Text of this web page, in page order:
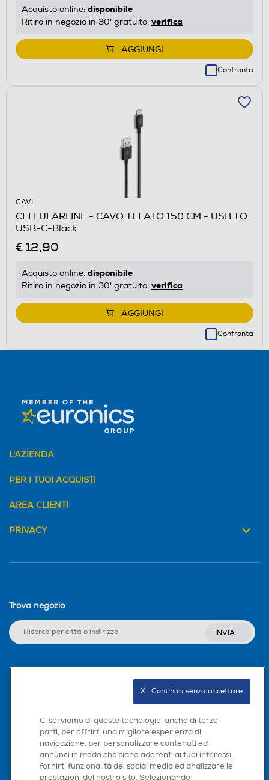
Acquisto online: disponibile
Ritiro in negozio in 30' gratuito: verifica
AGGIUNGI
Confronta
CAVI
CELLULARLINE - CAVO TELATO 150 CM - USB TO
USB-C-Black
€ 12,90
Acquisto online: disponibile
Ritiro in negozio in 30' gratuito: verifica
AGGIUNGI
Confronta
L'AZIENDA
PER I TUOI ACQUISTI
AREA CLIENTI
PRIVACY
Trova negozio
INVIA
Scarica la nostra app
Ci serviamo di queste tecnologie, anche di terze
parti, per offrirti una migliore esperienza di
navigazione, per personalizzare contenuti ed
annunci in modo che siano aderenti ai tuoi interessi,
fornirti funzionalità dei social media ed analizzare le
prestazioni del nostro sito. Selezionando
X   Continua senza accettare